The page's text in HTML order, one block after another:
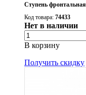
Ступень фронтальная
Код товара: 74433
Нет в наличии
В корзину
Получить скидку